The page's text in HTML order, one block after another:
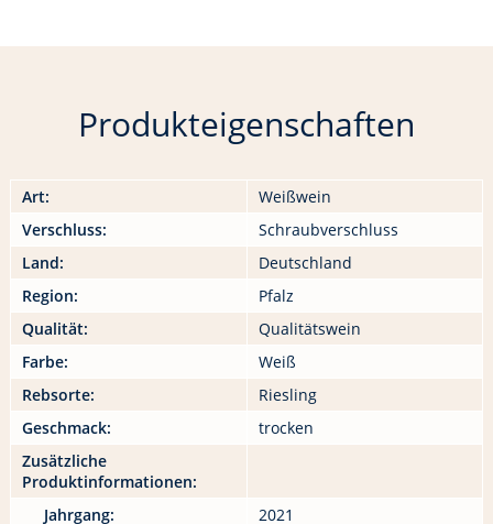
Produkteigenschaften
Art:
Weißwein
Verschluss:
Schraubverschluss
Land:
Deutschland
Region:
Pfalz
Qualität:
Qualitätswein
Farbe:
Weiß
Rebsorte:
Riesling
Geschmack:
trocken
Zusätzliche
Produktinformationen:
Jahrgang:
2021